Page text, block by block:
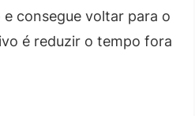
consegue voltar para o
é reduzir o tempo fora